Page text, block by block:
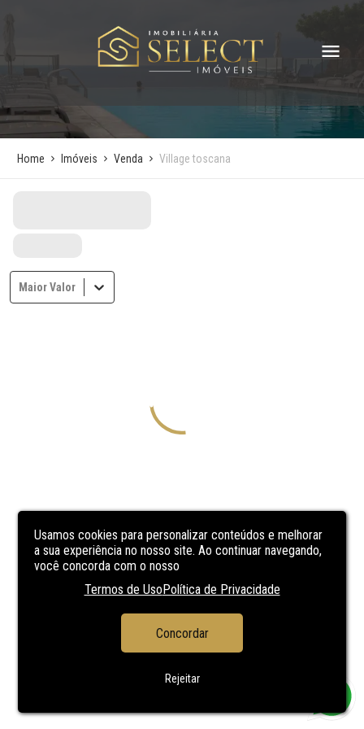
Usamos cookies para personalizar conteúdos e melhorar
a sua experiência no nosso site. Ao continuar navegando,
você concorda com o nosso
Termos de UsoPolítica de Privacidade
Concordar
Rejeitar
Home Imóveis Venda Village toscana
Maior Valor